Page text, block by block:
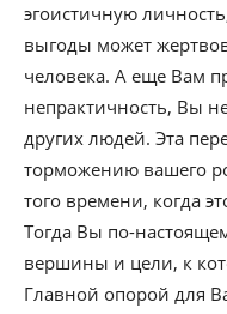
эгоистичную
выгоды может
человека. А еще Вам
непрактичность, Вы
других людей. Эта
торможению вашего
того времени, когда
Тогда Вы по-
вершины и цели, к
Главной опорой для